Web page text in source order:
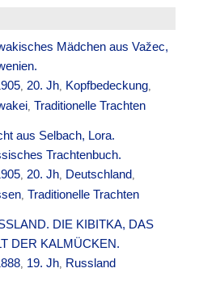
Mädchen aus Važec,
,20. Jh, Kopfbedeckung,
, Traditionelle Trachten
aus Selbach, Lora.
Trachtenbuch.
,20. Jh, Deutschland,
, Traditionelle Trachten
DIE KIBITKA, DAS
DER KALMÜCKEN.
, 19. Jh, Russland